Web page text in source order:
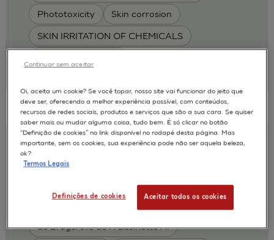
Phototoxicity Skin corrosion
SKIN IRRITATION OF CHEMICALS
de Brugerolle de Fraissinette A.
An Evaluation of the EpiSkinTM and
SkinEthicTM RHE test methods for
predicting dermal toxicity using OECD
Oi, aceita um cookie? Se você topar, nosso site vai funcionar do jeito que
deve ser, oferecendo a melhor experiência possível, com conteúdos,
recursos de redes sociais, produtos e serviços que são a sua cara. Se quiser
saber mais ou mudar alguma coisa, tudo bem. É só clicar no botão
“Definição de cookies” no link disponível no rodapé desta página. Mas
importante, sem os cookies, sua experiência pode não ser aquela beleza,
ok?
Termos Legais
Definições de cookies Aceitar todos os cookies
Continuar sem aceitar